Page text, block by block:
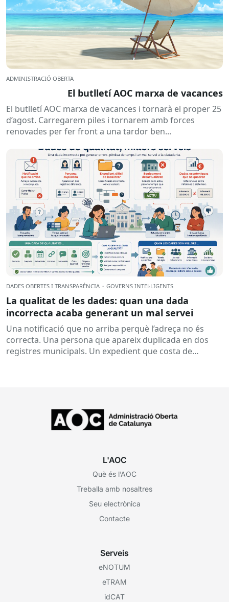
ADMINISTRACIÓ OBERTA
El butlletí AOC marxa de vacances
El butlletí AOC marxa de vacances i tornarà el proper 25
d’agost. Carregarem piles i tornarem amb forces
renovades per fer front a una tardor ben...
DADES OBERTES I TRANSPARÈNCIA · GOVERNS INTEL·LIGENTS
La qualitat de les dades: quan una dada
incorrecta acaba generant un mal servei
Una notificació que no arriba perquè l’adreça no és
correcta. Una persona que apareix duplicada en dos
registres municipals. Un expedient que costa de
L'AOC
Què és l’AOC
Treballa amb nosaltres
Seu electrònica
Contacte
Serveis
eNOTUM
eTRAM
idCAT